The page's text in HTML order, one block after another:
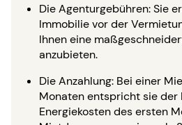
Die Agenturgebühren: Sie
Immobilie vor der
Ihnen eine
anzubieten.
Die Anzahlung: Bei einer
Monaten entspricht sie der
Energiekosten des ersten